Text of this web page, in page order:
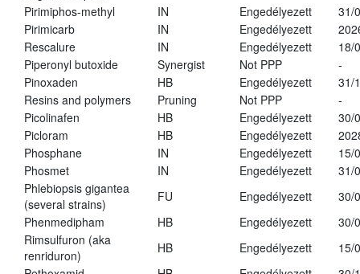
Pirimiphos-methyl IN Engedélyezett
31/
Pirimicarb
IN Engedélyezett
Rescalure
IN Engedélyezett
18/
Piperonyl butoxide
Synergist Not PPP
-
Pinoxaden
HB Engedélyezett
31/
Resins and polymers
Pruning Not PPP
-
Picolinafen
HB Engedélyezett
30/
Picloram
HB Engedélyezett
Phosphane
IN Engedélyezett
15/
Phosmet
IN Engedélyezett
31/
Phlebiopsis gigantea
(several strains)
FU Engedélyezett
30/
Phenmedipham
HB Engedélyezett
30/
Rimsulfuron (aka
renriduron)
HB Engedélyezett
15/